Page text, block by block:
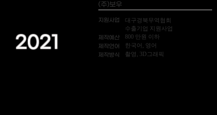
2021
(주)보우
지원사업
대구경북무역협회
수출기업 지원사업
제작예산 800 만원 이하
제작언어 한국어, 영어
제작방식 촬영, 3D그래픽